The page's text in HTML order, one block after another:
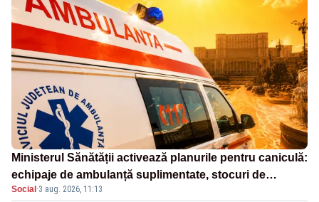
Ministerul Sănătății activează planurile pentru caniculă:
echipaje de ambulanță suplimentate, stocuri de
medicamente verificate și puncte de apă în spațiile
Social ·3 aug. 2026, 11:13